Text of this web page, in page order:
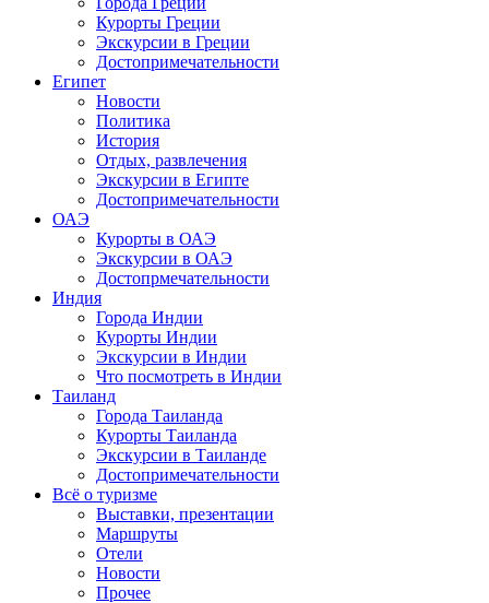
Курорты Греции
Экскурсии в Греции
Достопримечательности
Египет
Новости
Политика
История
Отдых, развлечения
Экскурсии в Египте
Достопримечательности
ОАЭ
Курорты в ОАЭ
Экскурсии в ОАЭ
Достопрмечательности
Индия
Города Индии
Курорты Индии
Экскурсии в Индии
Что посмотреть в Индии
Таиланд
Города Таиланда
Курорты Таиланда
Экскурсии в Таиланде
Достопримечательности
Всё о туризме
Выставки, презентации
Маршруты
Отели
Новости
Прочее